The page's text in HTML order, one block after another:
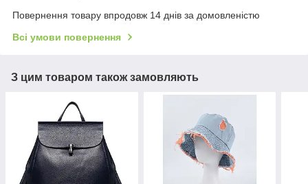
Повернення товару впродовж 14 днів за домовленістю
Всі умови повернення
З цим товаром також замовляють